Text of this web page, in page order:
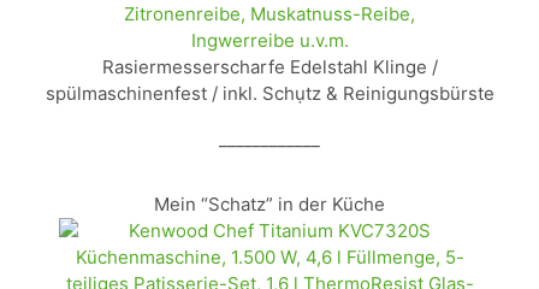
Zitronenreibe, Muskatnuss-Reibe,
Ingwerreibe u.v.m.
Rasiermesserscharfe Edelstahl Klinge /
spülmaschinenfest / inkl. Schụtz & Reinigungsbürste
Mein “Schatz” in der Küche